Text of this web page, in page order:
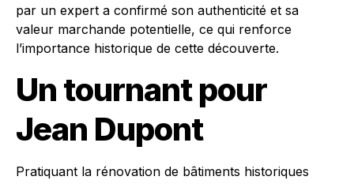
par un expert a confirmé son authenticité et sa
valeur marchande potentielle, ce qui renforce
l’importance historique de cette découverte.
Un tournant pour
Jean Dupont
Pratiquant la rénovation de bâtiments historiques